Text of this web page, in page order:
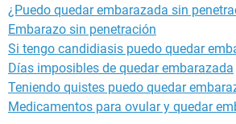
¿Puedo quedar embarazada sin
Embarazo sin penetración
Si tengo candidiasis puedo quedar
Días imposibles de quedar embarazada
Teniendo quistes puedo quedar
Medicamentos para ovular y quedar